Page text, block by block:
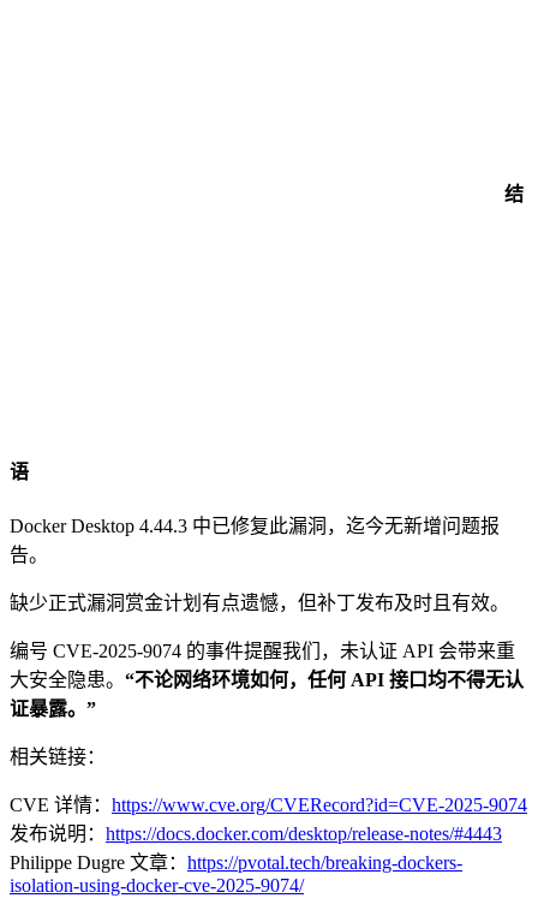
结
语
Docker Desktop 4.44.3 中已修复此漏洞，迄今无新增问题报
告。
缺少正式漏洞赏金计划有点遗憾，但补丁发布及时且有效。
编号 CVE-2025-9074 的事件提醒我们，未认证 API 会带来重
大安全隐患。 “不论网络环境如何，任何 API 接口均不得无认
证暴露。”
相关链接：
CVE 详情： https://www.cve.org/CVERecord?id=CVE-2025-9074
发布说明： https://docs.docker.com/desktop/release-notes/#4443
Philippe Dugre 文章： https://pvotal.tech/breaking-dockers-
isolation-using-docker-cve-2025-9074/